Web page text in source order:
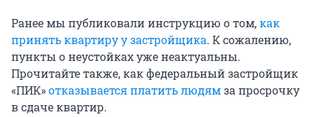
Ранее мы публиковали инструкцию о том,как
принять квартиру у застройщика. К сожалению,
пункты о неустойках уже неактуальны.
Прочитайте также, как федеральный застройщик
«ПИК»отказывается платить людямза просрочку
в сдаче квартир.